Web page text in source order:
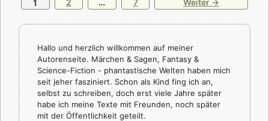
Seite
1 2 … 7 Weiter →
Hallo und herzlich willkommen auf meiner
Autorenseite. Märchen & Sagen, Fantasy &
Science-Fiction - phantastische Welten haben mich
seit jeher fasziniert. Schon als Kind fing ich an,
selbst zu schreiben, doch erst viele Jahre später
habe ich meine Texte mit Freunden, noch später
mit der Öffentlichkeit geteilt.